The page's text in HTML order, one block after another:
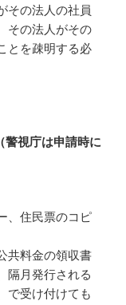
その法人の社員
その法人がその
とを疎明する必
警視庁は申請時に
、住民票のコピ
共料金の領収書
隔月発行される
で受け付けても